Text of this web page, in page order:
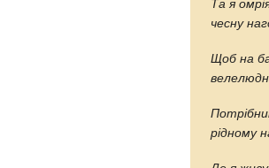
Та я
чесну
Щоб на
рідному